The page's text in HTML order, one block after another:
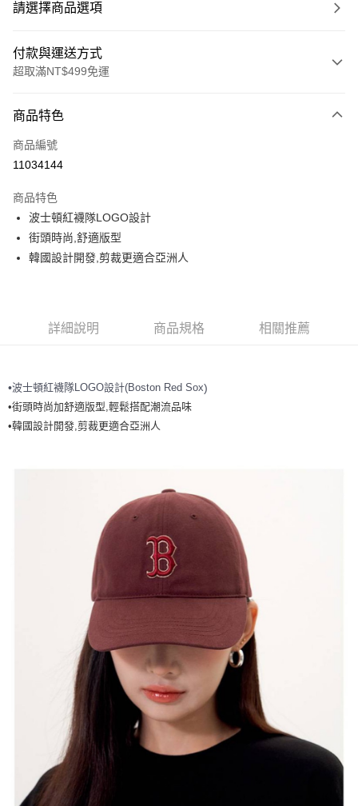
請選擇商品選項
付款與運送方式
超取滿NT$499免運
信用卡一次付款
超商取貨付款
Apple Pay
街口支付
全家取貨付款<未取貨列黑名單/不支援離島取退>
全家取貨<不支援離島取退>
每筆NT$60，滿NT$499(含以上)免運費
每筆NT$60，滿NT$499(含以上)免運費
每筆NT$80，滿NT$699(含以上)免運費
商品特色
商品編號
11034144
商品特色
波士頓紅襪隊LOGO設計
街頭時尚,舒適版型
韓國設計開發,剪裁更適合亞洲人
詳細說明 商品規格 相關推薦
•波士頓紅襪隊LOGO設計(Boston Red Sox)
•街頭時尚加舒適版型,輕鬆搭配潮流品味
•韓國設計開發,剪裁更適合亞洲人